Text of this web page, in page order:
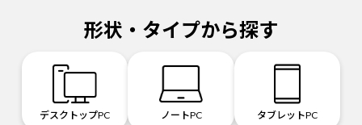
形状・タイプから探す
デスクトップPC ノートPC タブレットPC